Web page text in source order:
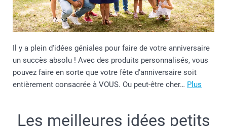
Il y a plein d'idées géniales pour faire de votre anniversaire
un succès absolu ! Avec des produits personnalisés, vous
pouvez faire en sorte que votre fête d'anniversaire soit
entièrement consacrée à VOUS. Ou peut-être cher… Plus
Les meilleures idées petits